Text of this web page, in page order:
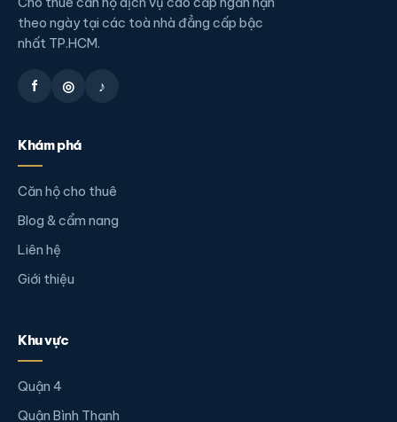
theo ngày tại các toà nhà đẳng cấp bậc
nhất TP.HCM.
f ◎ ♪
Khám phá
Căn hộ cho thuê
Blog & cẩm nang
Liên hệ
Giới thiệu
Khu vực
Quận 4
Quận Bình Thạnh